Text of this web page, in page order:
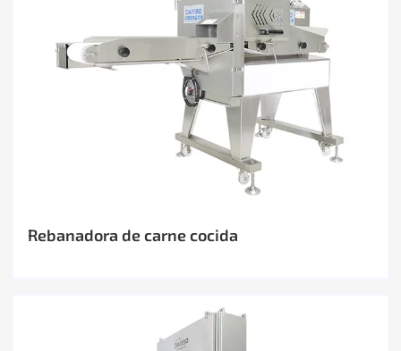
Rebanadora de carne cocida